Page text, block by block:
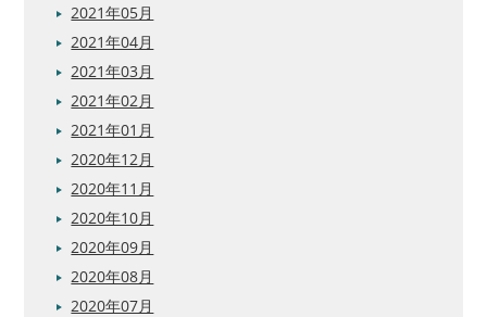
2021年05月
2021年04月
2021年03月
2021年02月
2021年01月
2020年12月
2020年11月
2020年10月
2020年09月
2020年08月
2020年07月